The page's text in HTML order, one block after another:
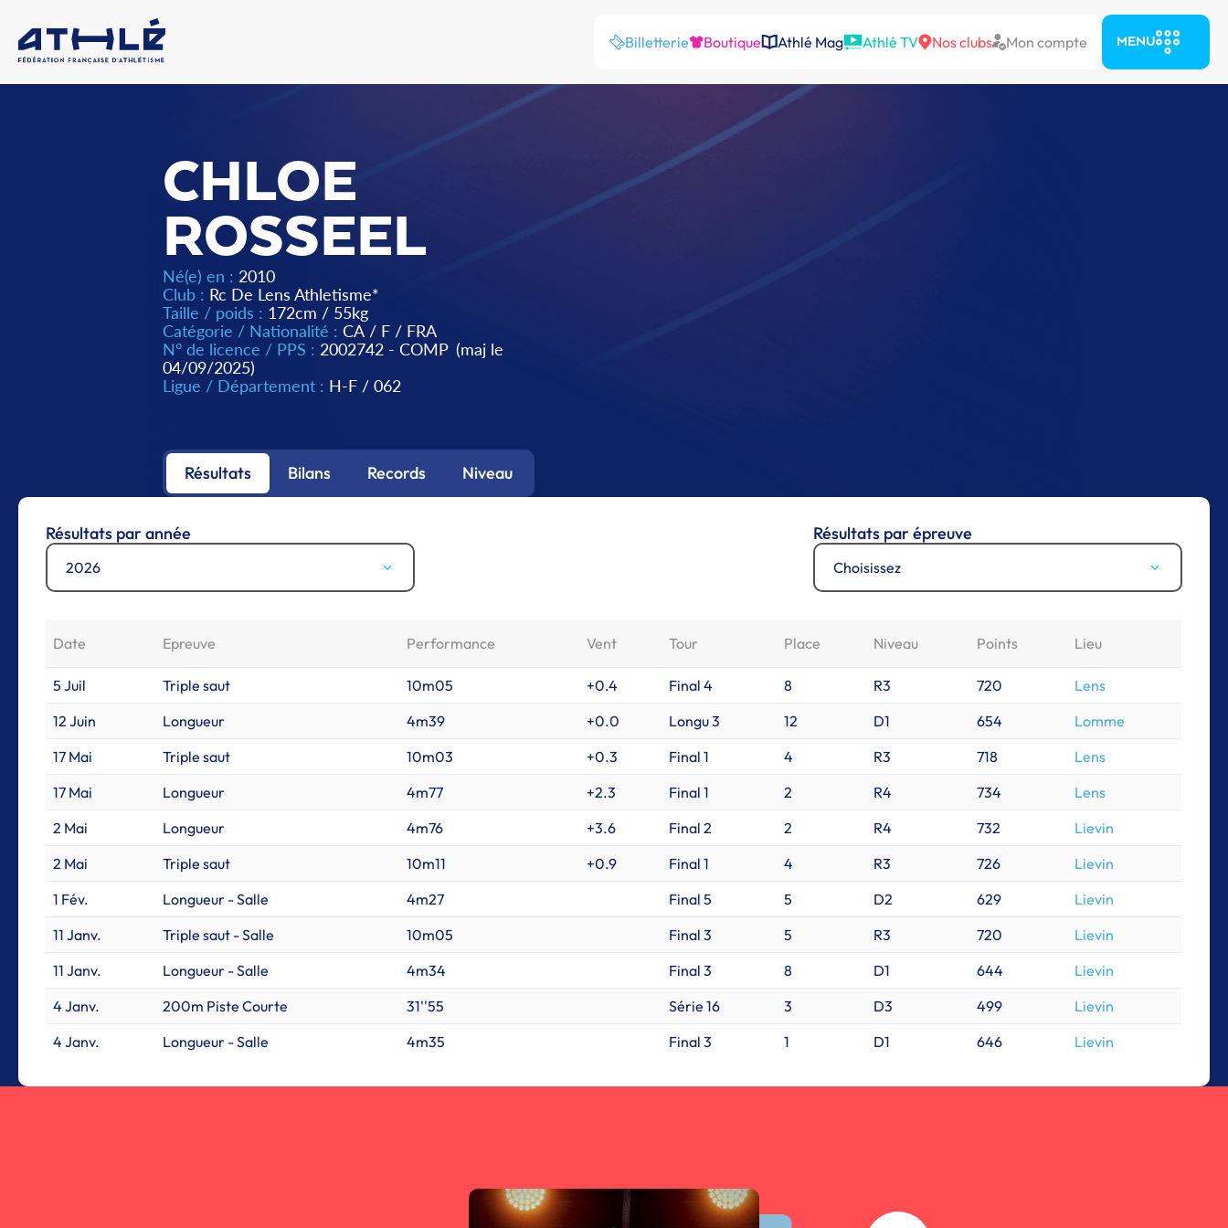
Billetterie Boutique Athlé Mag Athlé TV Nos clubs Mon compte MENU
CHLOE
ROSSEEL
Né(e) en : 2010
Club : Rc De Lens Athletisme*
Taille / poids : 172cm / 55kg
Catégorie / Nationalité :CA / F / FRA
N° de licence / PPS : 2002742 - COMP (maj le
04/09/2025)
Ligue / Département : H-F / 062
Résultats Bilans Records Niveau
Résultats par année
2026
Résultats par épreuve
Choisissez
Date Epreuve Performance Vent Tour Place Niveau Points Lieu
5 Juil Triple saut 10m05 +0.4 Final 4 8 R3 720
Lens
12 Juin
Longueur 4m39 +0.0 Longu 3 12 D1 654
Lomme
17 Mai
Triple saut 10m03 +0.3 Final 1 4 R3 718
Lens
17 Mai
Longueur 4m77 +2.3 Final 1 2 R4 734
Lens
2 Mai
Longueur 4m76 +3.6 Final 2 2 R4 732
Lievin
2 Mai
Triple saut 10m11 +0.9 Final 1 4 R3 726
Lievin
1 Fév.
Longueur - Salle 4m27 Final 5 5 D2 629
Lievin
11 Janv.
Triple saut - Salle 10m05 Final 3 5 R3 720
Lievin
11 Janv.
Longueur - Salle 4m34 Final 3 8 D1 644
Lievin
4 Janv.
200m Piste Courte 31''55 Série 16 3 D3 499
Lievin
4 Janv.
Longueur - Salle 4m35 Final 3 1 D1 646 Lievin